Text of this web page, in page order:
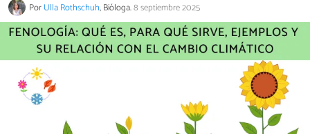
PorUlla Rothschuh, Bióloga.8 septiembre 2025